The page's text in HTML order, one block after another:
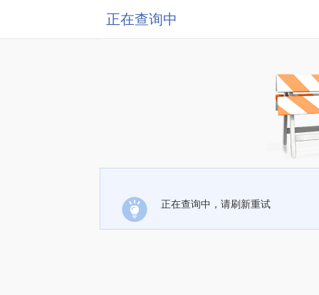
正在查询中
正在查询中，请刷新重试